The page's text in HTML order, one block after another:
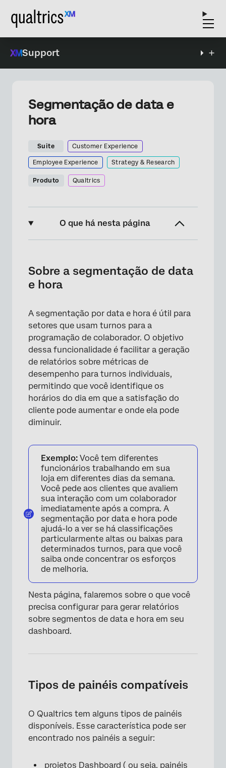
Support
Segmentação de data e
hora
Suite Customer Experience
Employee Experience Strategy & Research
Produto Qualtrics
O que há nesta página
Tipos de painéis compatíveis
Requisitos de dados
Recodificação do campo Dia da semana
Relatórios sobre segmentos de data e hora
em widgets
Solução de problemas
Perguntas frequentes
Sobre a segmentação de data
e hora
A segmentação por data e hora é útil para
setores que usam turnos para a
programação de colaborador. O objetivo
dessa funcionalidade é facilitar a geração
de relatórios sobre métricas de
desempenho para turnos individuais,
permitindo que você identifique os
horários do dia em que a satisfação do
cliente pode aumentar e onde ela pode
diminuir.
Exemplo: Você tem diferentes
funcionários trabalhando em sua
loja em diferentes dias da semana.
Você pede aos clientes que avaliem
sua interação com um colaborador
imediatamente após a compra. A
segmentação por data e hora pode
ajudá-lo a ver se há classificações
particularmente altas ou baixas para
determinados turnos, para que você
saiba onde concentrar os esforços
de melhoria.
Nesta página, falaremos sobre o que você
precisa configurar para gerar relatórios
sobre segmentos de data e hora em seu
dashboard.
Tipos de painéis compatíveis
O Qualtrics tem alguns tipos de painéis
disponíveis. Esse característica pode ser
encontrado nos painéis a seguir:
projetos Dashboard ( ou seja, painéis